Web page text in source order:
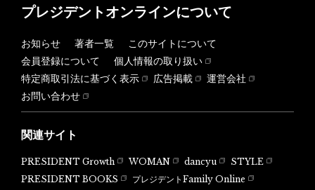
プレジデントオンラインについて
お知らせ 著者一覧
このサイトについて
会員登録について
個人情報の取り扱い
特定商取引法に基づく表示
広告掲載
運営会社
お問い合わせ
関連サイト
PRESIDENT Growth WOMAN dancyu
STYLE
PRESIDENT BOOKS
プレジデントFamily Online